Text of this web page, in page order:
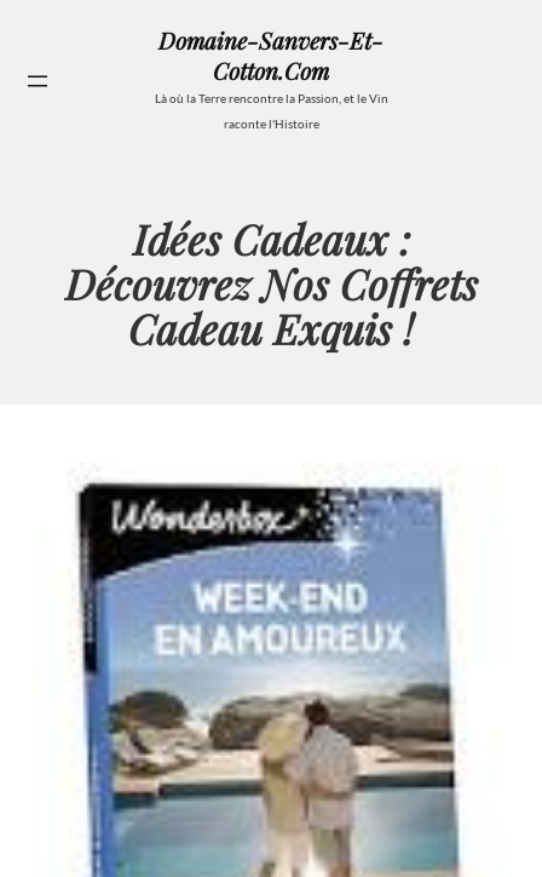
contenu
Domaine-Sanvers-Et-
Cotton.com
Là où la Terre rencontre la Passion, et le Vin
raconte l'Histoire
Idées Cadeaux :
Découvrez Nos Coffrets
Cadeau Exquis !